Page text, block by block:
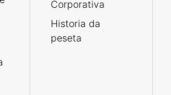
Corporativa
Historia da
peseta